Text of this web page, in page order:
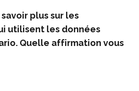
plus sur les
utilisent les données
Quelle affirmation vous